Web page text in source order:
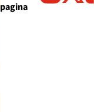
pagina